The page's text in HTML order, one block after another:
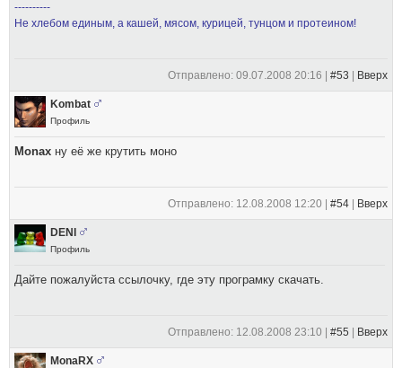
----------
Не хлебом единым, а кашей, мясом, курицей, тунцом и протеином!
Отправлено: 09.07.2008 20:16 | #53 Вверх
Kombat
Профиль
Monax ну её же крутить моно
Отправлено: 12.08.2008 12:20 | #54 Вверх
DENI
Профиль
Дайте пожалуйста ссылочку, где эту програмку скачать.
Отправлено: 12.08.2008 23:10 | #55 Вверх
MonaRХ